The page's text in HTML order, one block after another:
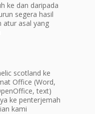
ke dan daripada
segera hasil
atur asal yang
scotland ke
Office (Word,
text)
ke penterjemah
kami